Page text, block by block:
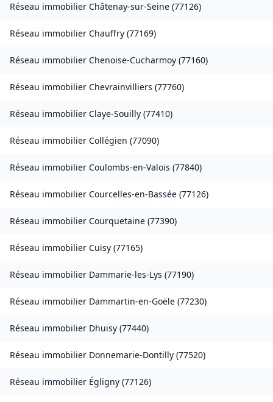
Réseau immobilier Châtenay-sur-Seine (77126)
Réseau immobilier Chauffry (77169)
Réseau immobilier Chenoise-Cucharmoy (77160)
Réseau immobilier Chevrainvilliers (77760)
Réseau immobilier Claye-Souilly (77410)
Réseau immobilier Collégien (77090)
Réseau immobilier Coulombs-en-Valois (77840)
Réseau immobilier Courcelles-en-Bassée (77126)
Réseau immobilier Courquetaine (77390)
Réseau immobilier Cuisy (77165)
Réseau immobilier Dammarie-les-Lys (77190)
Réseau immobilier Dammartin-en-Goële (77230)
Réseau immobilier Dhuisy (77440)
Réseau immobilier Donnemarie-Dontilly (77520)
Réseau immobilier Égligny (77126)